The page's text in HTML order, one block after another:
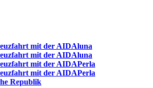
mit der AIDAluna
mit der AIDAluna
mit der AIDAPerla
mit der AIDAPerla
Republik